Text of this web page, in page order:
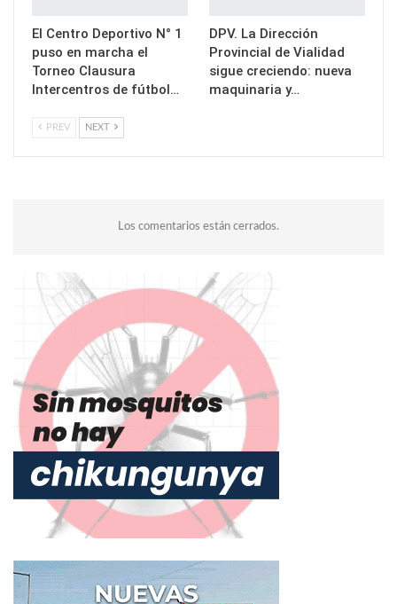
El Centro Deportivo N° 1
puso en marcha el
Torneo Clausura
Intercentros de fútbol…
DPV. La Dirección
Provincial de Vialidad
sigue creciendo: nueva
maquinaria y…
PREV NEXT
Los comentarios están cerrados.